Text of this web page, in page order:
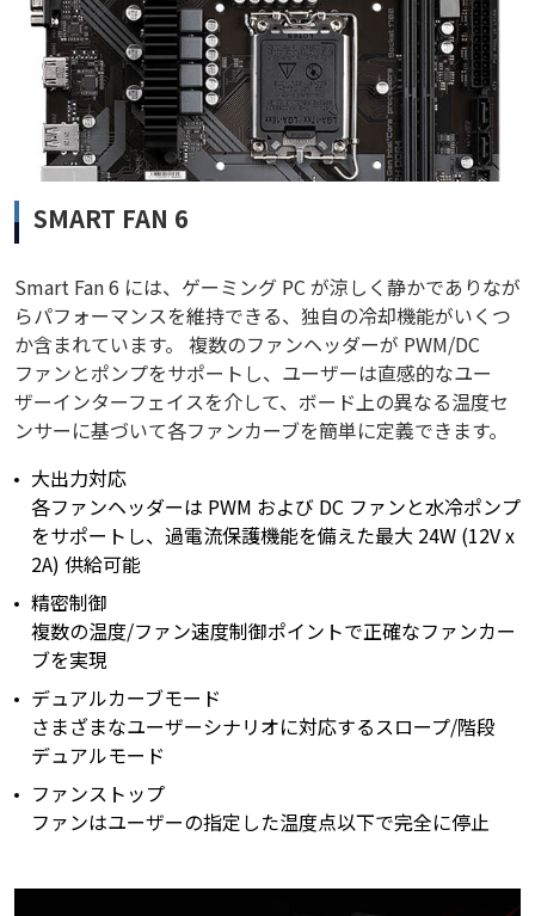
SMART FAN 6
Smart Fan 6 には、ゲーミング PC が涼しく静かでありなが
らパフォーマンスを維持できる、独自の冷却機能がいくつ
か含まれています。 複数のファンヘッダーが PWM/DC
ファンとポンプをサポートし、ユーザーは直感的なユー
ザーインターフェイスを介して、ボード上の異なる温度セ
ンサーに基づいて各ファンカーブを簡単に定義できます。
大出力対応
各ファンヘッダーは PWM および DC ファンと水冷ポンプ
をサポートし、過電流保護機能を備えた最大 24W (12V x
2A) 供給可能
精密制御
複数の温度/ファン速度制御ポイントで正確なファンカー
ブを実現
デュアルカーブモード
さまざまなユーザーシナリオに対応するスロープ/階段
デュアルモード
ファンストップ
ファンはユーザーの指定した温度点以下で完全に停止